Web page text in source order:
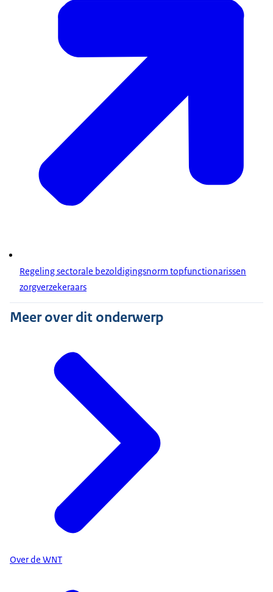
Regeling sectorale bezoldigingsnorm topfunctionarissen
zorgverzekeraars
Meer over dit onderwerp
Over de WNT